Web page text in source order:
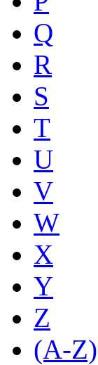
Q
R
S
T
U
V
W
X
Y
Z
(A-Z)